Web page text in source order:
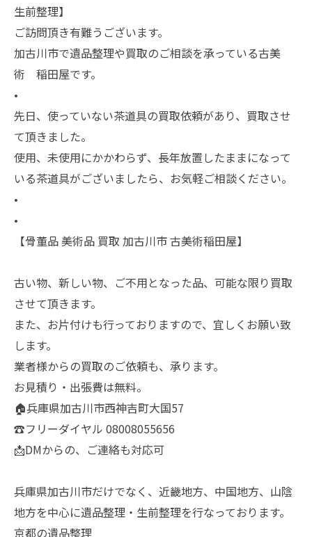
生前整理】
ご訪問頂き有難うございます。
加古川市で遺品整理や買取のご相談を承っている古美
術 稲田屋です。
•
先日、使っていない茶道具の買取依頼があり、買取させ
て頂きました。
使用、未使用にかかわらず、長年放置したままになって
いる茶道具がございましたら、お気軽ご相談ください。
•
•
【骨董品 美術品 買取 加古川市 古美術稲田屋】
古い物、新しい物、ご不用となった品、可能な限り買取
させて頂きます。
また、お片付けも行っておりますので、宜しくお願い致
します。
業者様からの買取のご依頼も、承ります。
お見積り・出張費は無料。
🏠兵庫県加古川市西神吉町大国57
☎️フリーダイヤル 08008055656
📩DMからの、ご連絡も対応可
兵庫県加古川市だけでなく、近畿地方、中国地方、山陰
地方を中心に遺品整理・生前整理を行なっております。
京都の遺品整理